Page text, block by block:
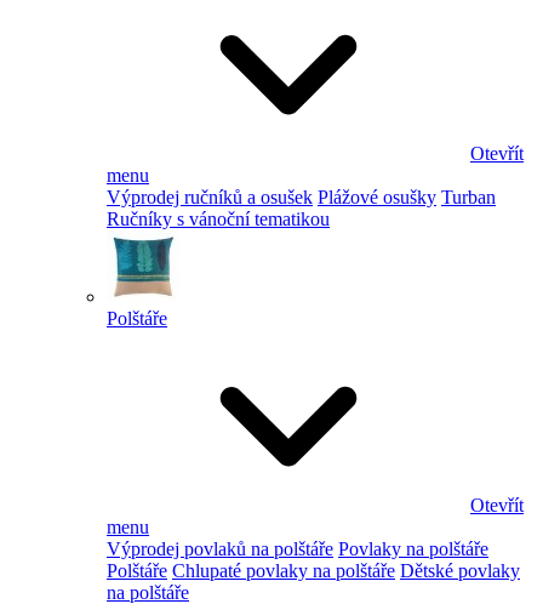
Otevřít
menu
Výprodej ručníků a osušek Plážové osušky Turban
Ručníky s vánoční tematikou
Polštáře
Otevřít
menu
Výprodej povlaků na polštáře Povlaky na polštáře
Polštáře Chlupaté povlaky na polštáře Dětské povlaky
na polštáře